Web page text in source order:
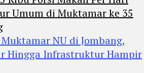
Umum di Muktamar ke 35